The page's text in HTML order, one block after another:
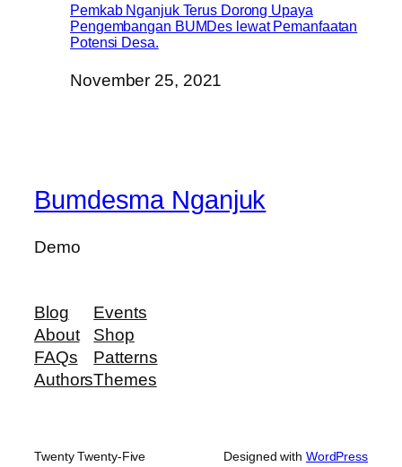
Pemkab Nganjuk Terus Dorong Upaya
Pengembangan BUMDes lewat Pemanfaatan
Potensi Desa.
November 25, 2021
Bumdesma Nganjuk
Demo
Blog
About
FAQs
Authors
Events
Shop
Patterns
Themes
Twenty Twenty-Five Designed with WordPress